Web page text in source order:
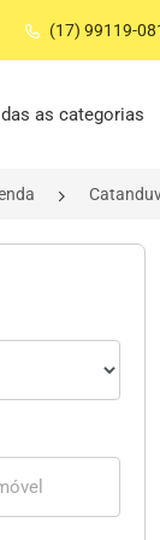
(17) 99119-
as categorias